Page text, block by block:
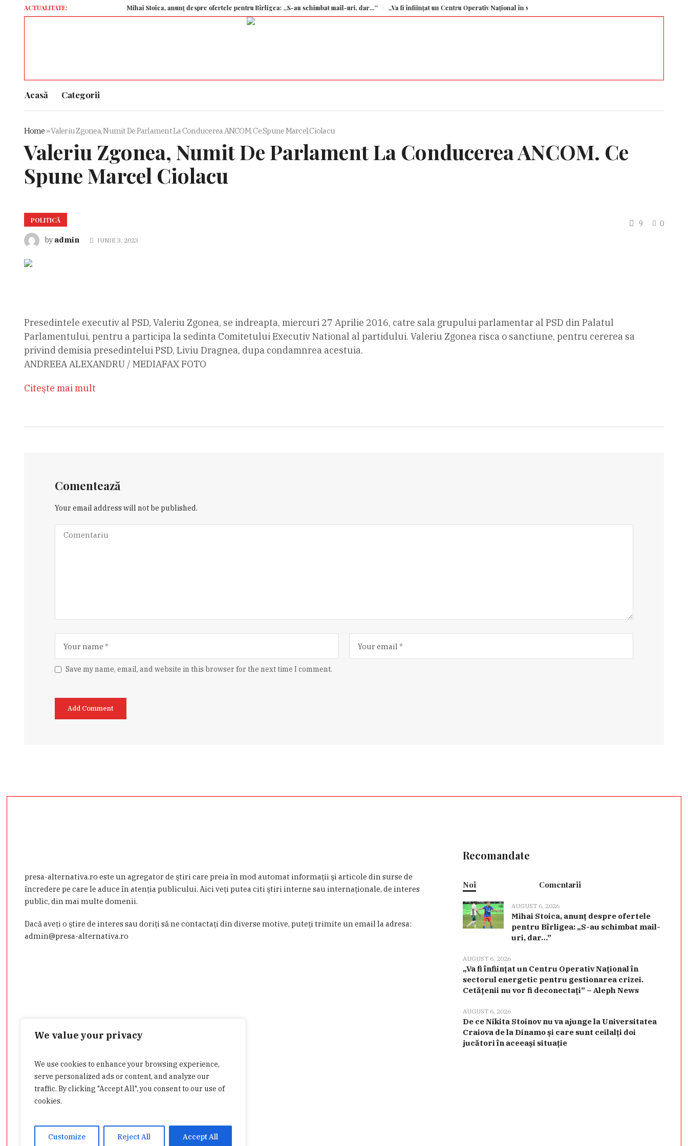
We value your privacy
We use cookies to enhance your browsing experience,
serve personalized ads or content, and analyze our
traffic. By clicking "Accept All", you consent to our use of
cookies.
Customize Reject All Accept All
ACTUALITATE: Mihai Stoica, anunț despre ofertele pentru Bîrligea: „S-au schimbat mail-uri, dar…” „Va fi înființat un Centru Operativ Național în sectorul energetic pentru gestionarea crizei. Cetățenii nu vor
Acasă Categorii
Home »Valeriu Zgonea, Numit De Parlament La Conducerea ANCOM. Ce Spune Marcel Ciolacu
Valeriu Zgonea, Numit De Parlament La Conducerea ANCOM. Ce
Spune Marcel Ciolacu
POLITICĂ 9
0
by admin IUNIE 3, 2023
Presedintele executiv al PSD, Valeriu Zgonea, se indreapta, miercuri 27 Aprilie 2016, catre sala grupului parlamentar al PSD din Palatul
Parlamentului, pentru a participa la sedinta Comitetului Executiv National al partidului. Valeriu Zgonea risca o sanctiune, pentru cererea sa
privind demisia presedintelui PSD, Liviu Dragnea, dupa condamnrea acestuia.
ANDREEA ALEXANDRU / MEDIAFAX FOTO
Citeşte mai mult
Comentează
Your email address will not be published.
Save my name, email, and website in this browser for the next time I comment.
presa-alternativa.ro este un agregator de ştiri care preia în mod automat informaţii şi articole din surse de
încredere pe care le aduce în atenţia publicului. Aici veţi putea citi ştiri interne sau internaţionale, de interes
public, din mai multe domenii.
Dacă aveţi o ştire de interes sau doriţi să ne contactaţi din diverse motive, puteţi trimite un email la adresa:
admin@presa-alternativa.ro
Recomandate
Noi Comentarii
AUGUST 6, 2026
Mihai Stoica, anunț despre ofertele
pentru Bîrligea: „S-au schimbat mail-
uri, dar…”
AUGUST 6, 2026
„Va fi înființat un Centru Operativ Național în
sectorul energetic pentru gestionarea crizei.
Cetățenii nu vor fi deconectați” – Aleph News
AUGUST 6, 2026
De ce Nikita Stoinov nu va ajunge la Universitatea
Craiova de la Dinamo și care sunt ceilalți doi
jucători în aceeași situație
Categorii